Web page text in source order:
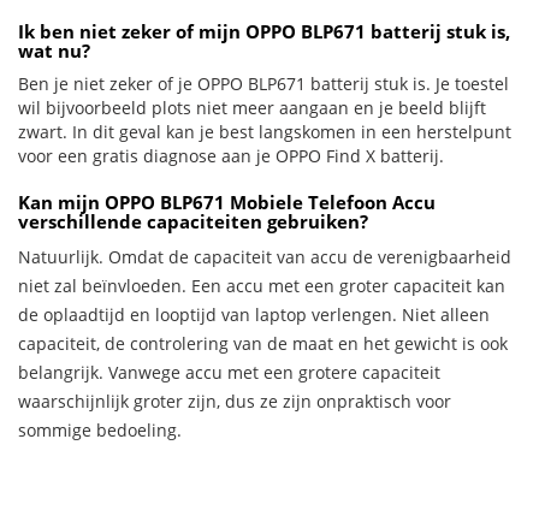
Ik ben niet zeker of mijn OPPO BLP671 batterij stuk is,
wat nu?
Ben je niet zeker of je OPPO BLP671 batterij stuk is. Je toestel
wil bijvoorbeeld plots niet meer aangaan en je beeld blijft
zwart. In dit geval kan je best langskomen in een herstelpunt
voor een gratis diagnose aan je OPPO Find X batterij.
Kan mijn OPPO BLP671 Mobiele Telefoon Accu
verschillende capaciteiten gebruiken?
Natuurlijk. Omdat de capaciteit van accu de verenigbaarheid
niet zal beïnvloeden. Een accu met een groter capaciteit kan
de oplaadtijd en looptijd van laptop verlengen. Niet alleen
capaciteit, de controlering van de maat en het gewicht is ook
belangrijk. Vanwege accu met een grotere capaciteit
waarschijnlijk groter zijn, dus ze zijn onpraktisch voor
sommige bedoeling.